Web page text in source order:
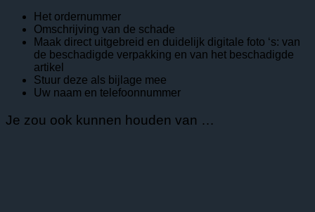
Het ordernummer
Omschrijving van de schade
Maak direct uitgebreid en duidelijk digitale foto ‘s: van
de beschadigde verpakking en van het beschadigde
artikel
Stuur deze als bijlage mee
Uw naam en telefoonnummer
Je zou ook kunnen houden van …